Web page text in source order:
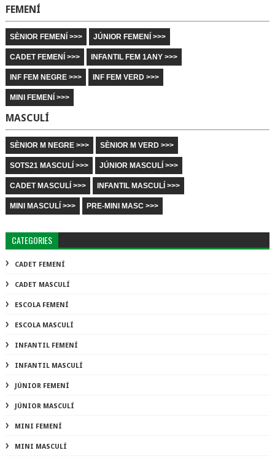
FEMENÍ
SÈNIOR FEMENÍ >>> JÚNIOR FEMENÍ >>>
CADET FEMENÍ >>> INFANTIL FEM 1ANY >>>
INF FEM NEGRE >>> INF FEM VERD >>>
MINI FEMENÍ >>>
MASCULÍ
SÈNIOR M NEGRE >>> SÈNIOR M VERD >>>
SOTS21 MASCULÍ >>> JÚNIOR MASCULÍ >>>
CADET MASCULÍ >>> INFANTIL MASCULÍ >>>
MINI MASCULÍ >>> PRE-MINI MASC >>>
CATEGORIES
CADET FEMENÍ
CADET MASCULÍ
ESCOLA FEMENÍ
ESCOLA MASCULÍ
INFANTIL FEMENÍ
INFANTIL MASCULÍ
JÚNIOR FEMENÍ
JÚNIOR MASCULÍ
MINI FEMENÍ
MINI MASCULÍ